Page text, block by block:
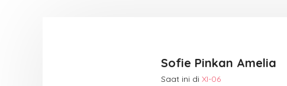
Sofie Pinkan Amelia
Saat ini di XI-06